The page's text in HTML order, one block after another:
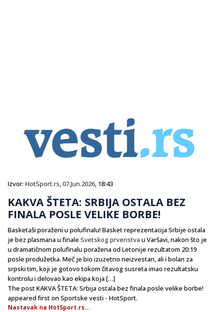
Izvor: HotSport.rs,07.Jun.2026, 18:43
KAKVA ŠTETA: SRBIJA OSTALA BEZ
FINALA POSLE VELIKE BORBE!
Basketaši poraženi u polufinalu! Basket reprezentacija Srbije ostala
je bez plasmana u finale Svetskog prvenstva u Varšavi, nakon što je
u dramatičnom polufinalu poražena od Letonije rezultatom 20:19
posle produžetka. Meč je bio izuzetno neizvestan, ali i bolan za
srpski tim, koji je gotovo tokom čitavog susreta imao rezultatsku
kontrolu i delovao kao ekipa koja […]
The post KAKVA ŠTETA: Srbija ostala bez finala posle velike borbe!
appeared first on Sportske vesti - HotSport.
Nastavak na HotSport.rs...